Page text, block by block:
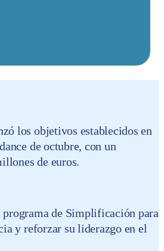
los objetivos establecidos en
de octubre, con un
de euros.
programa de Simplificación para
y reforzar su liderazgo en el